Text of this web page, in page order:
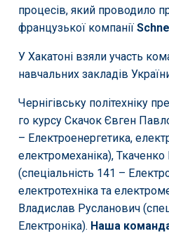
процесів, який проводило
французької компанії
У Хакатоні взяли участь
навчальних закладів
Чернігівську політехніку
го курсу Скачок Євген
– Електроенергетика,
електромеханіка),
(спеціальність 141 –
електротехніка та
Владислав Русланович
Електроніка). Наша